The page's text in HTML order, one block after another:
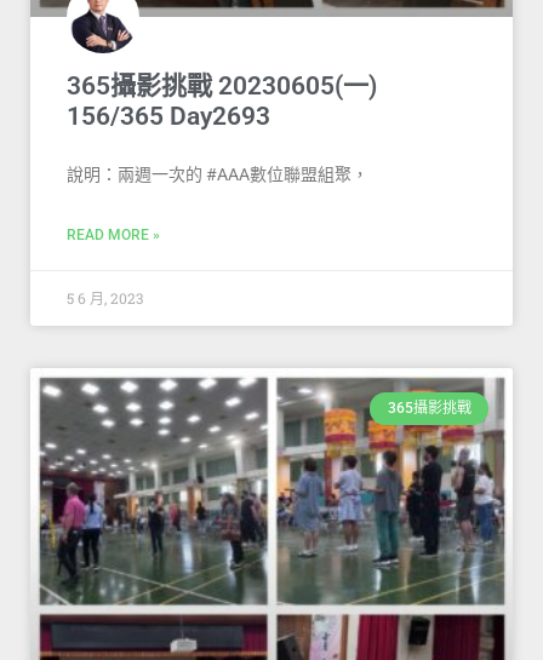
365攝影挑戰 20230605(一)
156/365 Day2693
說明：兩週一次的 #AAA數位聯盟組聚，
READ MORE »
5 6 月, 2023
365攝影挑戰